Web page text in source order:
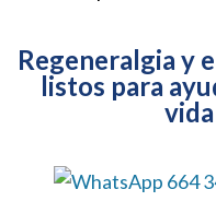
Regeneralgia y
listos para